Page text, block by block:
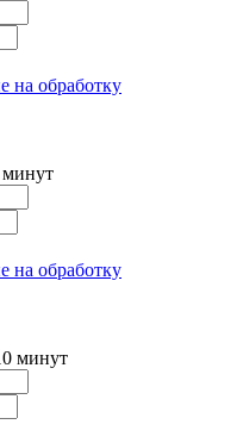
на обработку
на обработку
минут